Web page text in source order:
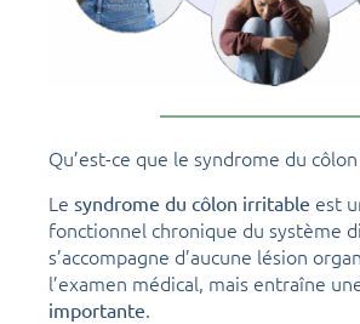
Qu’est-ce que le syndrome du
Le syndrome du côlon irritable est
fonctionnel chronique du système
s’accompagne d’aucune lésion
l’examen médical, mais entraîne
importante.